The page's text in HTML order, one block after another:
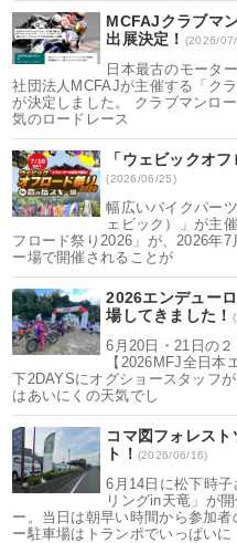
MCFAJクラブマ
出展決定！ (2026/
日本最古のモータ
社団法人MCFAJが主催する「ク
が決定しました。 クラブマンロ
気のロードレース
「ウェビックオ
(2026/06/25)
幅広いバイクパー
ェビック）」が主
フロード祭り2026」が、2026年
ー場で開催されることが
2026エンデュー
場してきました！
6月20日・21日の
【2026MFJ全日本
下2DAYSにオグショースタッフ
はあいにくの天気でし
コマ図フォレス
ト！ (2026/06/16)
6月14日に松下時
リングin天竜」が
ー。当日は朝早い時間から参加
ー駐車場はトランポでいっぱいに